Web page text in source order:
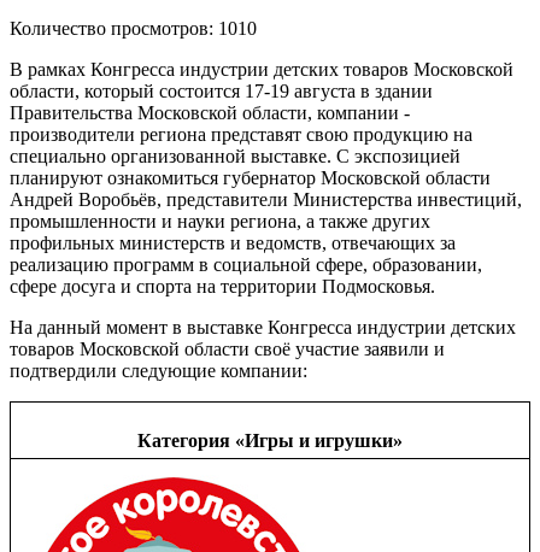
Количество просмотров: 1010
В рамках Конгресса индустрии детских товаров Московской
области, который состоится 17-19 августа в здании
Правительства Московской области, компании -
производители региона представят свою продукцию на
специально организованной выставке. С экспозицией
планируют ознакомиться губернатор Московской области
Андрей Воробьёв, представители Министерства инвестиций,
промышленности и науки региона, а также других
профильных министерств и ведомств, отвечающих за
реализацию программ в социальной сфере, образовании,
сфере досуга и спорта на территории Подмосковья.
На данный момент в выставке Конгресса индустрии детских
товаров Московской области своё участие заявили и
подтвердили следующие компании:
Категория «Игры и игрушки»